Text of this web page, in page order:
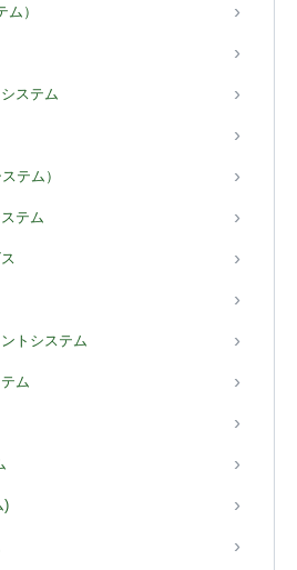
）
ステム
テム）
テム
トシステム
ム
)